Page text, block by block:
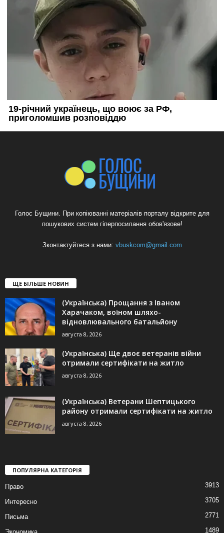
Голос Бущини. При копіюванні матеріалів порталу відкрите для
пошукових систем гіперпосилання обов'язове!
Зконтактуйтеся з нами: vbuskcom@gmail.com
ЩЕ БІЛЬШЕ НОВИН
(Українська) Прощання з Іваном
Харачаком, воїном шляхо-
відновлювального батальйону
августа 8, 2026
(Українська) Ще двоє ветеранів війни
отримали сертифікати на житло
августа 8, 2026
(Українська) Ветерани Шептицького
району отримали сертифікати на житло
августа 8, 2026
ПОПУЛЯРНА КАТЕГОРІЯ
Право 3913
Интересно 3705
Письма 2771
1489